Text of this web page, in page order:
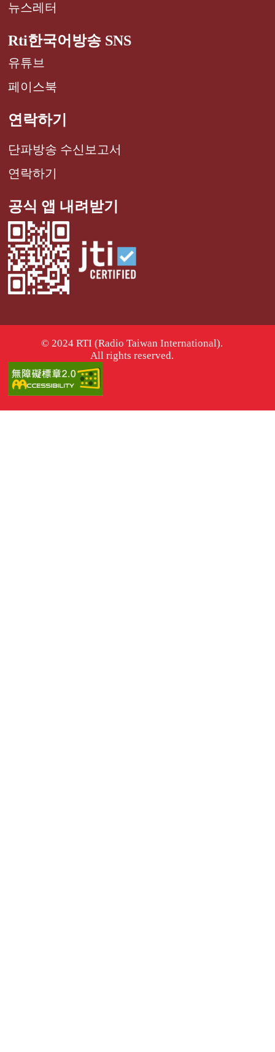
뉴스레터
Rti한국어방송 SNS
유튜브
페이스북
연락하기
단파방송 수신보고서
연락하기
공식 앱 내려받기
© 2024 RTI (Radio Taiwan International).
All rights reserved.